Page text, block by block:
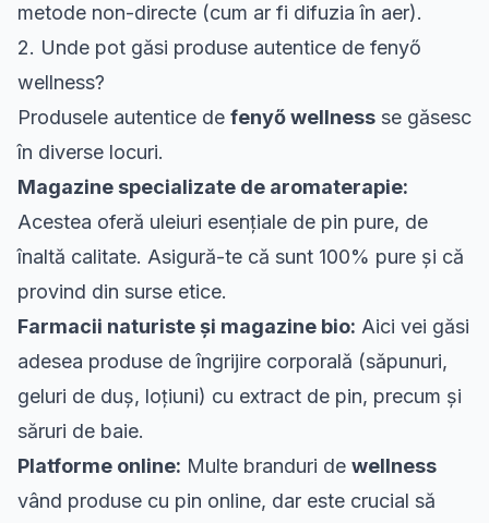
metode non-directe (cum ar fi difuzia în aer).
2. Unde pot găsi produse autentice de fenyő
wellness?
Produsele autentice de fenyő wellness se găsesc
în diverse locuri.
Magazine specializate de aromaterapie:
Acestea oferă uleiuri esențiale de pin pure, de
înaltă calitate. Asigură-te că sunt 100% pure și că
provind din surse etice.
Farmacii naturiste și magazine bio: Aici vei găsi
adesea produse de îngrijire corporală (săpunuri,
geluri de duș, loțiuni) cu extract de pin, precum și
săruri de baie.
Platforme online: Multe branduri de wellness
vând produse cu pin online, dar este crucial să